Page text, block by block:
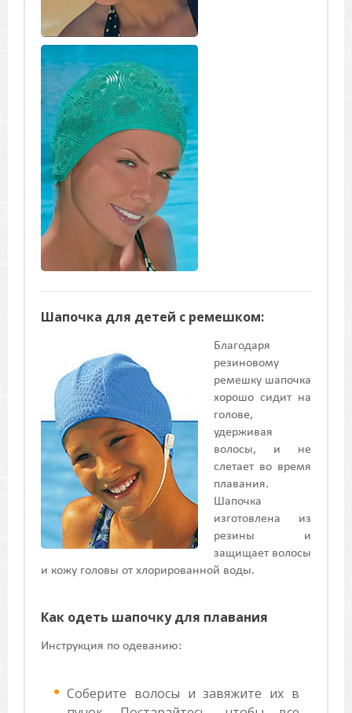
Шапочка для детей с ремешком:
Благодаря
резиновому
ремешку шапочка
хорошо сидит на
голове,
удерживая
волосы, и не
слетает во время
плавания.
Шапочка
изготовлена из
резины и
защищает волосы
и кожу головы от хлорированной воды.
Как одеть шапочку для плавания
Инструкция по одеванию:
Соберите волосы и завяжите их в